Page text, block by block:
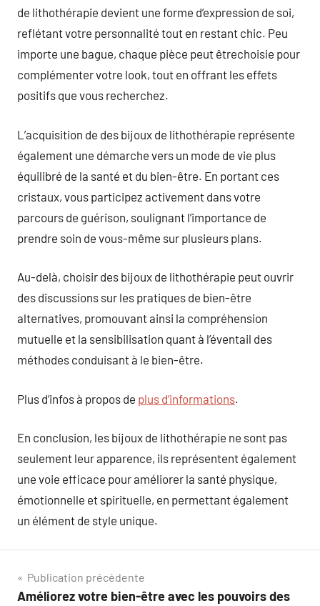
de lithothérapie devient une forme d’expression de soi,
reflétant votre personnalité tout en restant chic. Peu
importe une bague, chaque pièce peut êtrechoisie pour
complémenter votre look, tout en offrant les effets
positifs que vous recherchez.
L’acquisition de des bijoux de lithothérapie représente
également une démarche vers un mode de vie plus
équilibré de la santé et du bien-être. En portant ces
cristaux, vous participez activement dans votre
parcours de guérison, soulignant l’importance de
prendre soin de vous-même sur plusieurs plans.
Au-delà, choisir des bijoux de lithothérapie peut ouvrir
des discussions sur les pratiques de bien-être
alternatives, promouvant ainsi la compréhension
mutuelle et la sensibilisation quant à l’éventail des
méthodes conduisant à le bien-être.
Plus d’infos à propos de plus d’informations.
En conclusion, les bijoux de lithothérapie ne sont pas
seulement leur apparence, ils représentent également
une voie efficace pour améliorer la santé physique,
émotionnelle et spirituelle, en permettant également
un élément de style unique.
Navigation
Publication précédente
Améliorez votre bien-être avec les pouvoirs des